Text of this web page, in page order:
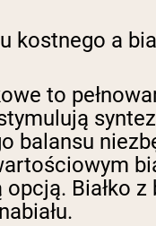
kostnego a
to
balansu
Białko